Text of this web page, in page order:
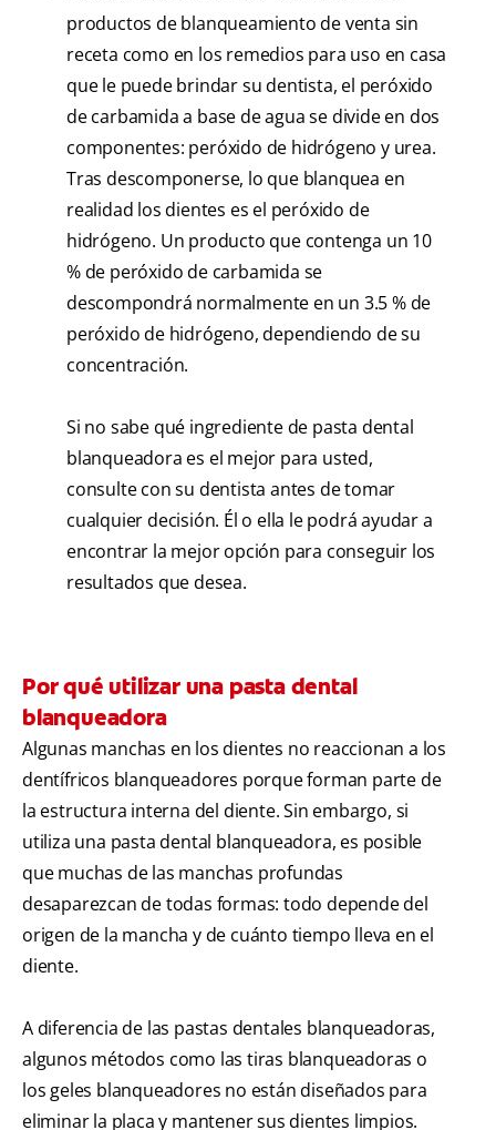
productos de blanqueamiento de venta sin
receta como en los remedios para uso en casa
que le puede brindar su dentista, el peróxido
de carbamida a base de agua se divide en dos
componentes: peróxido de hidrógeno y urea.
Tras descomponerse, lo que blanquea en
realidad los dientes es el peróxido de
hidrógeno. Un producto que contenga un 10
% de peróxido de carbamida se
descompondrá normalmente en un 3.5 % de
peróxido de hidrógeno, dependiendo de su
concentración.
Si no sabe qué ingrediente de pasta dental
blanqueadora es el mejor para usted,
consulte con su dentista antes de tomar
cualquier decisión. Él o ella le podrá ayudar a
encontrar la mejor opción para conseguir los
resultados que desea.
Por qué utilizar una pasta dental
blanqueadora
Algunas manchas en los dientes no reaccionan a los
dentífricos blanqueadores porque forman parte de
la estructura interna del diente. Sin embargo, si
utiliza una pasta dental blanqueadora, es posible
que muchas de las manchas profundas
desaparezcan de todas formas: todo depende del
origen de la mancha y de cuánto tiempo lleva en el
diente.
A diferencia de las pastas dentales blanqueadoras,
algunos métodos como las tiras blanqueadoras o
los geles blanqueadores no están diseñados para
eliminar la placa y mantener sus dientes limpios.